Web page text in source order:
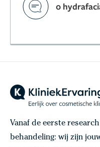
0
Vanaf de eerste
behandeling: wij zijn